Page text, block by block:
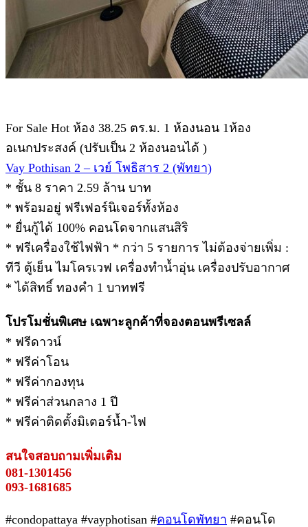
For Sale Hot ห้อง 38.25 ตร.ม. 1 ห้องนอน 1ห้อง
อเนกประสงค์ (ปรับเป็น 2 ห้องนอนได้ )
Vay Pothisan 2 – เวย์ โพธิสาร 2 (พัทยา)
* ชั้น 8 ราคา 2.59 ล้าน บาท
* พร้อมอยู่ ฟรีเฟอร์นิเจอร์ทั้งห้อง
* ยื่นกู้ได้ 100% คอนโดจากแสนสิริ
* ฟรีเครื่องใช้ไฟฟ้า * กว่า 5 รายการ ไม่ต้องจ่ายเพิ่ม :
ทีวี ตู้เย็น ไมโครเวฟ เครื่องทำน้ำอุ่น เครื่องปรับอากาศ
* ได้สิทธิ์ ทองคำ 1 บาทฟรี
โปรโมชั่นพิเศษ เฉพาะลูกค้าที่จองตอนพรีเซลล์
* ฟรีดาวน์
* ฟรีค่าโอน
* ฟรีค่ากองทุน
* ฟรีค่าส่วนกลาง 1 ปี
* ฟรีค่าติดตั้งมิเตอร์น้ำ-ไฟ
สนใจสอบถามเพิ่มเติม
081-1301456
093-1681685
#condopattaya #vayphotisan #คอนโดพัทยา #คอนโด